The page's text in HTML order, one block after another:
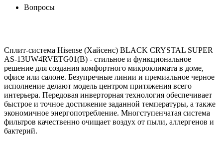
Вопросы
Сплит-система Hisense (Хайсенс) BLACK CRYSTAL SUPER
AS-13UW4RVETG01(B) - стильное и функциональное
решение для создания комфортного микроклимата в доме,
офисе или салоне. Безупречные линии и премиальное черное
исполнение делают модель центром притяжения всего
интерьера. Передовая инверторная технология обеспечивает
быстрое и точное достижение заданной температуры, а также
экономичное энергопотребление. Многступенчатая система
фильтров качественно очищает воздух от пыли, аллергенов и
бактерий.